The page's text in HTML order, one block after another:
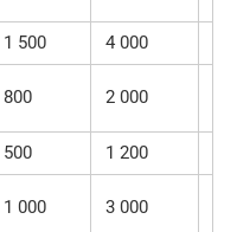
1 500 4 000
800 2 000
500 1 200
1 000 3 000